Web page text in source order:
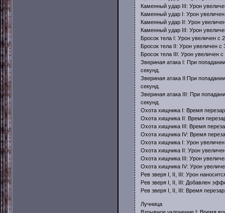
Каменный удар III: Урон
Каменный удар I: Урон
Каменный удар II: Урон
Каменный удар III: Урон
Бросок тела I: Урон увеличен с
Бросок тела II: Урон увеличен с
Бросок тела III: Урон увеличен
Звериная атака I: При
секунд.
Звериная атака II:При
секунд.
Звериная атака III: При
секунд.
Охота хищника I: Время
Охота хищника II: Время
Охота хищника III: Время
Охота хищника IV: Время
Охота хищника I: Урон
Охота хищника II: Урон
Охота хищника III: Урон
Охота хищника IV: Урон
Рев зверя I, II, III: Урон
Рев зверя I, II, III: Добавлен
Рев зверя I, II, III: Время
Лучница